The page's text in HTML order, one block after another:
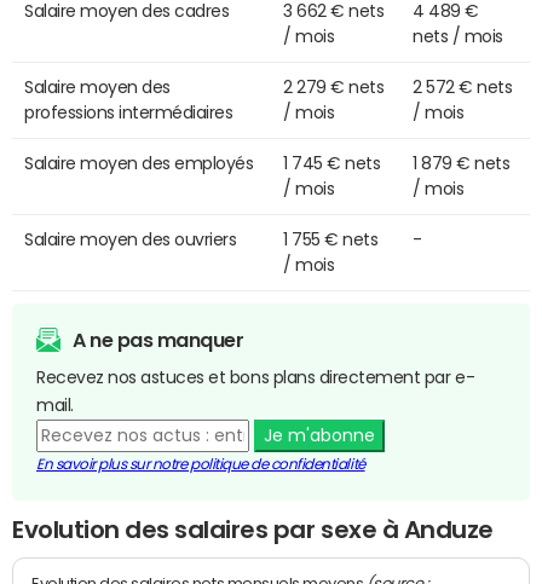
Salaire moyen des cadres
3 662 € nets
/ mois
4 489 €
nets / mois
Salaire moyen des
professions intermédiaires
2 279 € nets
/ mois
2 572 € nets
/ mois
Salaire moyen des employés
1 745 € nets
/ mois
1 879 € nets
/ mois
Salaire moyen des ouvriers
1 755 € nets
/ mois
-
A ne pas manquer
Recevez nos astuces et bons plans directement par e-
mail.
Je m'abonne
En savoir plus sur notre politique de confidentialité
Evolution des salaires par sexe à Anduze